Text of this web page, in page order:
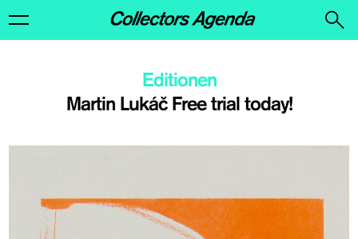
Martin Lukáč Free trial today!
Editionen